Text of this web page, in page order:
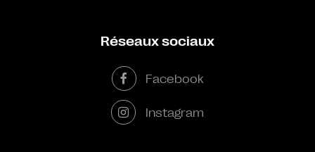
Réseaux sociaux
Facebook
Instagram